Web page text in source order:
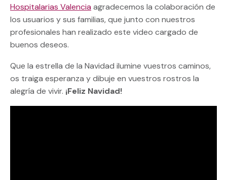
Hospitalarias Valencia agradecemos la colaboración de
los usuarios y sus familias, que junto con nuestros
profesionales han realizado este video cargado de
buenos deseos.
Que la estrella de la Navidad ilumine vuestros caminos,
os traiga esperanza y dibuje en vuestros rostros la
alegría de vivir. ¡Feliz Navidad!